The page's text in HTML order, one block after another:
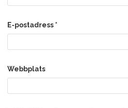
E-postadress *
Webbplats